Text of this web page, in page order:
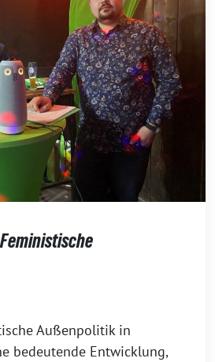
Außenpolitik in
bedeutende Entwicklung,